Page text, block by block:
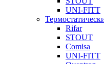
UNI-FITT
Rifar
STOUT
Comisa
UNI-FITT